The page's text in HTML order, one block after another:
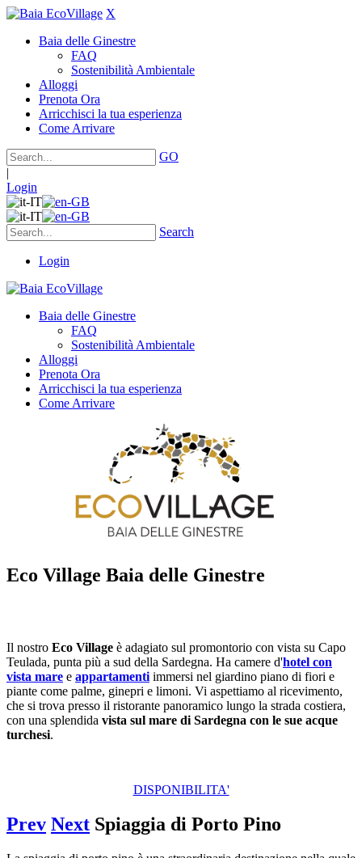
X
Baia delle Ginestre
FAQ
Sostenibilità Ambientale
Alloggi
Prenota Ora
Arricchisci la tua esperienza
Come Arrivare
GO
|
Login
Search
Login
Baia delle Ginestre
FAQ
Sostenibilità Ambientale
Alloggi
Prenota Ora
Arricchisci la tua esperienza
Come Arrivare
Eco Village Baia delle Ginestre
Il nostro Eco Village è adagiato sul promontorio con vista su Capo
Teulada, punta più a sud della Sardegna. Ha camere d'hotel con
vista mare e appartamenti immersi nel giardino piano di fiori e
piante come palme, ginepri e limoni. Vi aspettiamo al ricevimento,
che si trova presso il ristorante panoramico lungo la strada costiera,
con una splendida vista sul mare di Sardegna con le sue acque
turchesi.
DISPONIBILITA'
Prev Next Spiaggia di Porto Pino